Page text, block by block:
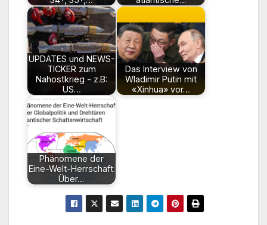
UPDATES und NEWS-
TICKER zum
Nahostkrieg - z.B:
US…
Das Interview von
Wladimir Putin mit
«Xinhua» vor…
Phänomene der
Eine-Welt-Herrschaft:
Über…